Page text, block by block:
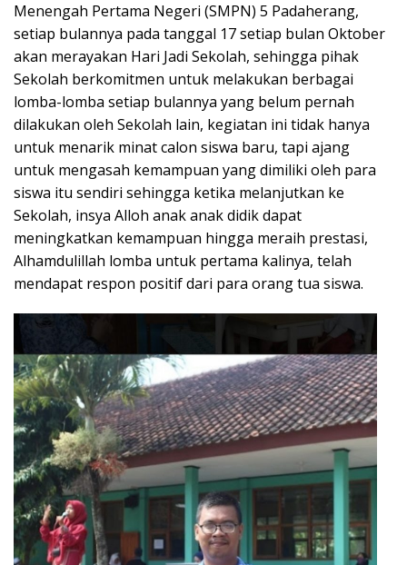
Menengah Pertama Negeri (SMPN) 5 Padaherang,
setiap bulannya pada tanggal 17 setiap bulan Oktober
akan merayakan Hari Jadi Sekolah, sehingga pihak
Sekolah berkomitmen untuk melakukan berbagai
lomba-lomba setiap bulannya yang belum pernah
dilakukan oleh Sekolah lain, kegiatan ini tidak hanya
untuk menarik minat calon siswa baru, tapi ajang
untuk mengasah kemampuan yang dimiliki oleh para
siswa itu sendiri sehingga ketika melanjutkan ke
Sekolah, insya Alloh anak anak didik dapat
meningkatkan kemampuan hingga meraih prestasi,
Alhamdulillah lomba untuk pertama kalinya, telah
mendapat respon positif dari para orang tua siswa.